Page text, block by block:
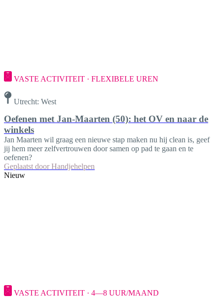
VASTE ACTIVITEIT · FLEXIBELE UREN
Utrecht: West
Oefenen met Jan-Maarten (50): het OV en naar de
winkels
Jan Maarten wil graag een nieuwe stap maken nu hij clean is, geef
jij hem meer zelfvertrouwen door samen op pad te gaan en te
oefenen?
Geplaatst door Handjehelpen
Nieuw
VASTE ACTIVITEIT · 4—8 UUR/MAAND